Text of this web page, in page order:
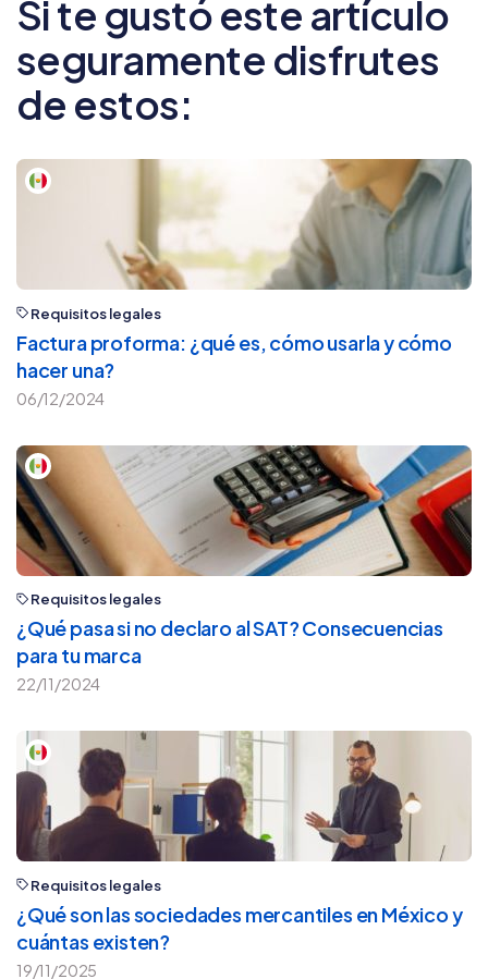
Si te gustó este artículo
seguramente disfrutes
de estos:
Requisitos legales
Factura proforma: ¿qué es, cómo usarla y cómo
hacer una?
06/12/2024
Requisitos legales
¿Qué pasa si no declaro al SAT? Consecuencias
para tu marca
22/11/2024
Requisitos legales
¿Qué son las sociedades mercantiles en México y
cuántas existen?
19/11/2025